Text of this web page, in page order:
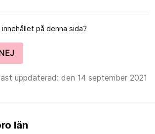
på denna sida?
uppdaterad: den 14 september 2021
län